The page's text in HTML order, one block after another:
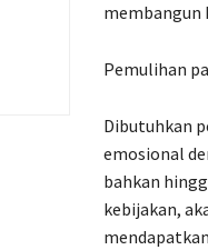
membangun
Pemulihan
Dibutuhkan
emosional
bahkan
kebijakan,